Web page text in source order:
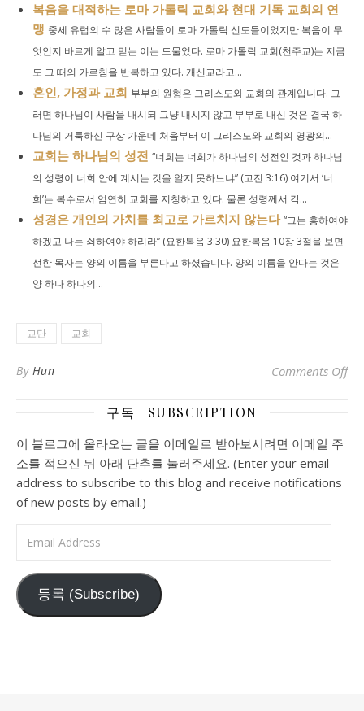
복음을 대적하는 로마 가톨릭 교회와 현대 기독 교회의 연
맹 중세 유럽의 수 많은 사람들이 로마 가톨릭 신도들이었지만 복음이 무
엇인지 바르게 알고 믿는 이는 드물었다. 로마 가톨릭 교회(천주교)는 지금
도 그 때의 가르침을 반복하고 있다. 개신교라고...
혼인, 가정과 교회 부부의 원형은 그리스도와 교회의 관계입니다. 그
러면 하나님이 사람을 내시되 그냥 내시지 않고 부부로 내신 것은 결국 하
나님의 거룩하신 구상 가운데 처음부터 이 그리스도와 교회의 영광의...
교회는 하나님의 성전 “너희는 너희가 하나님의 성전인 것과 하나님
의 성령이 너희 안에 계시는 것을 알지 못하느냐” (고전 3:16) 여기서 ‘너
희’는 복수로서 엄연히 교회를 지칭하고 있다. 물론 성령께서 각...
성경은 개인의 가치를 최고로 가르치지 않는다 “그는 흥하여야
하겠고 나는 쇠하여야 하리라” (요한복음 3:30) 요한복음 10장 3절을 보면
선한 목자는 양의 이름을 부른다고 하셨습니다. 양의 이름을 안다는 것은
양 하나 하나의...
교단 교회
By Hun Comments Offon
구독 | SUBSCRIPTION
이 블로그에 올라오는 글을 이메일로 받아보시려면 이메일 주
소를 적으신 뒤 아래 단추를 눌러주세요. (Enter your email
address to subscribe to this blog and receive notifications
of new posts by email.)
등록 (Subscribe)